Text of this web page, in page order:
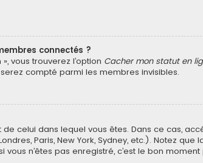
connectés ?
vous trouverez l’option Cacher mon statut en
compté parmi les membres invisibles.
celui dans lequel vous êtes. Dans ce cas,
Paris, New York, Sydney, etc.). Notez
n’êtes pas enregistré, c’est le bon